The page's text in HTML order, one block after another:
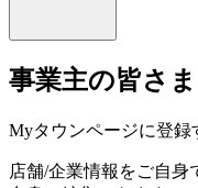
事業主の皆さま
Myタウンページに登録
店舗/企業情報をご自身